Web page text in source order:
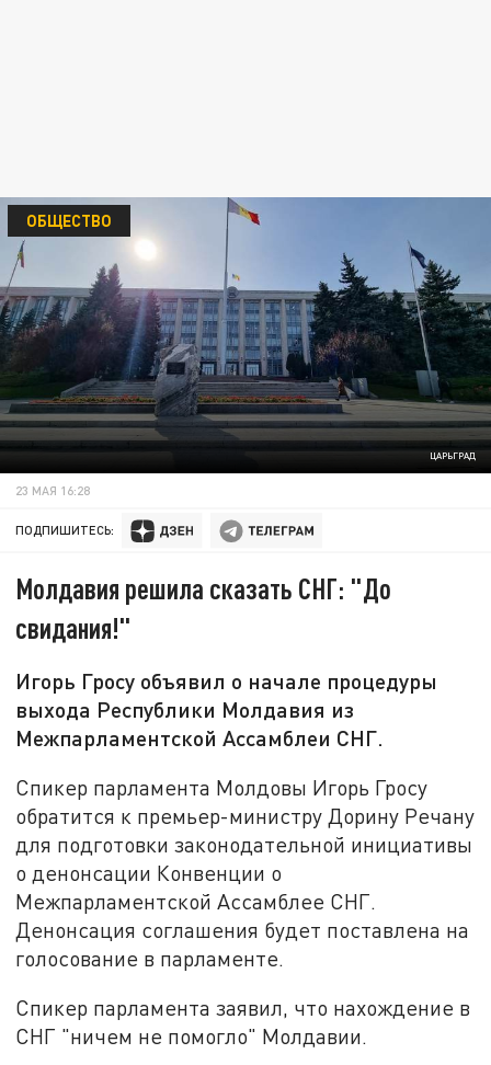
ЦАРЬГРАД
ОБЩЕСТВО
23 МАЯ 16:28
ПОДПИШИТЕСЬ:
Молдавия решила сказать СНГ: "До
свидания!"
Игорь Гросу объявил о начале процедуры
выхода Республики Молдавия из
Межпарламентской Ассамблеи СНГ.
Спикер парламента Молдовы Игорь Гросу
обратится к премьер-министру Дорину Речану
для подготовки законодательной инициативы
о денонсации Конвенции о
Межпарламентской Ассамблее СНГ.
Денонсация соглашения будет поставлена на
голосование в парламенте.
Спикер парламента заявил, что нахождение в
СНГ "ничем не помогло" Молдавии.